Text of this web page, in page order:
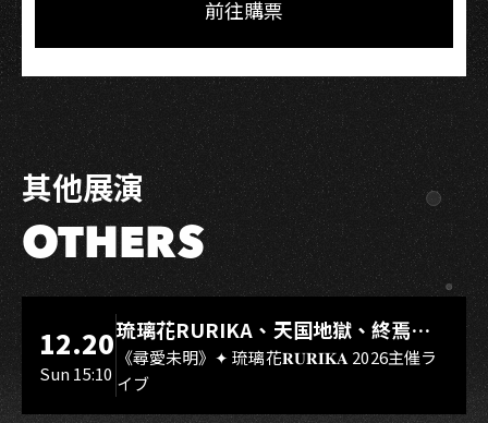
前往購票
其他展演
OTHERS
LIVE WAREHOUSE 小庫
12.20
Sun 15:10
琉璃花RURIKA、天国地獄、終焉
Rebirth、DUALIA、無我夢中、花奏
スマイル（O.A.）
《尋愛未明》✦ 琉璃花𝐑𝐔𝐑𝐈𝐊𝐀 2026主催ラ
イブ